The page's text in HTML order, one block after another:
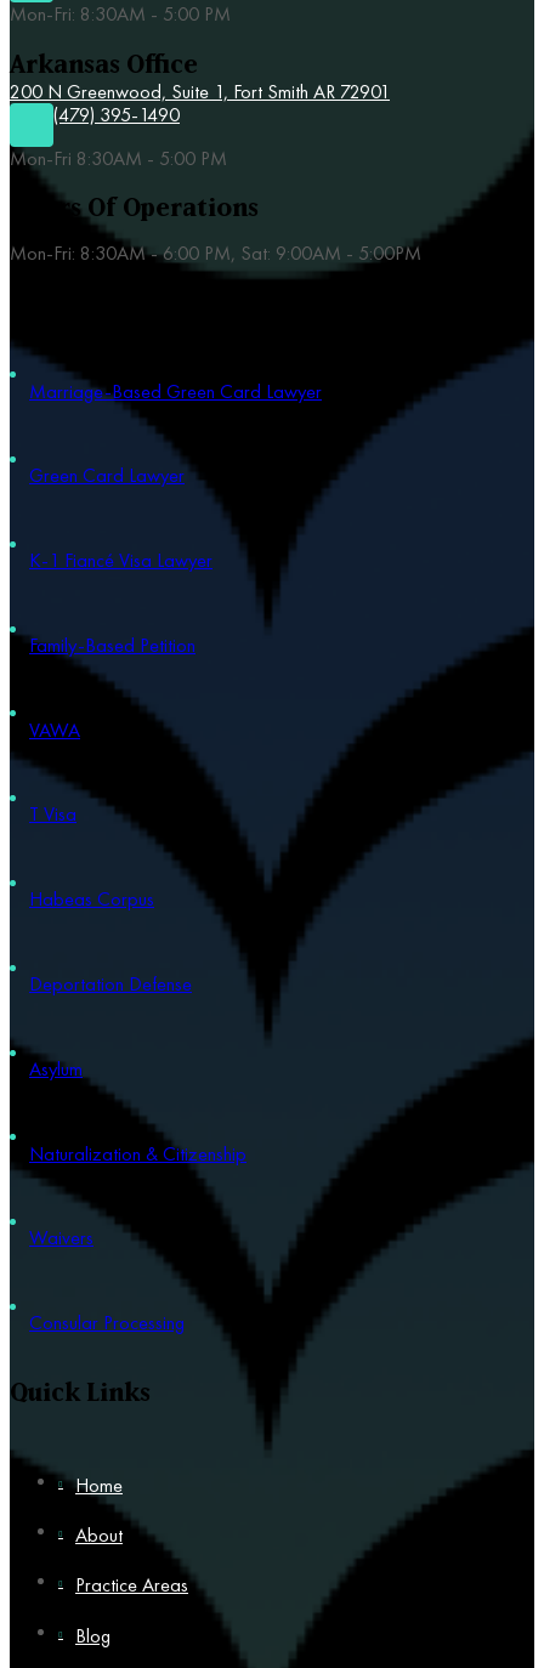
Mon-Fri: 8:30AM - 5:00 PM
Arkansas Office
200 N Greenwood, Suite 1, Fort Smith AR 72901
(479) 395-1490
Mon-Fri 8:30AM - 5:00 PM
Hours Of Operations
Mon-Fri: 8:30AM - 6:00 PM, Sat: 9:00AM - 5:00PM
Marriage-Based Green Card Lawyer
Green Card Lawyer
K-1 Fiancé Visa Lawyer
Family-Based Petition
VAWA
T Visa
Habeas Corpus
Deportation Defense
Asylum
Naturalization & Citizenship
Waivers
Consular Processing
Quick Links
Home
About
Practice Areas
Blog